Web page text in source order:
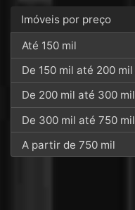
Imóveis por preço
Até 150 mil
De 150 mil até 200 mil
De 200 mil até 300 mil
De 300 mil até 750 mil
A partir de 750 mil